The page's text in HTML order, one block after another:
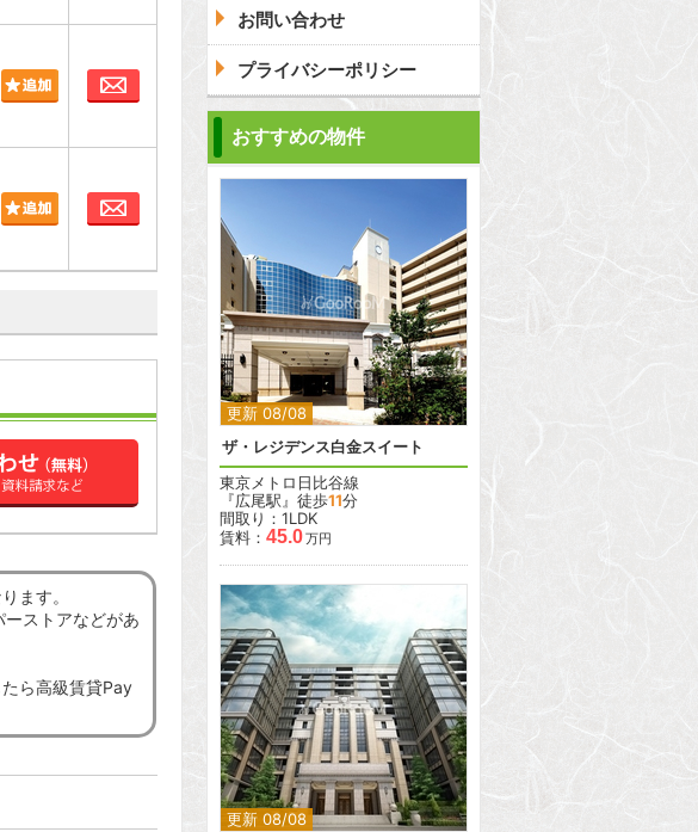
お問合わせ
お問合わせ
ます。
ストアなどがあ
ら高級賃貸Pay
お問い合わせ
プライバシーポリシー
おすすめの物件
更新 08/08
2
ザ・レジデンス白金スイート
東京メトロ日比谷線
『広尾駅』徒歩11分
間取り：1LDK
賃料： 45.0万円
更新 08/08
2